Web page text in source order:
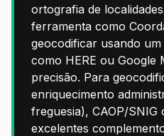
ortografia de
ferramenta como
geocodificar usando
como HERE ou Google
precisão. Para
enriquecimento
freguesia), CAOP/SNIG
excelentes